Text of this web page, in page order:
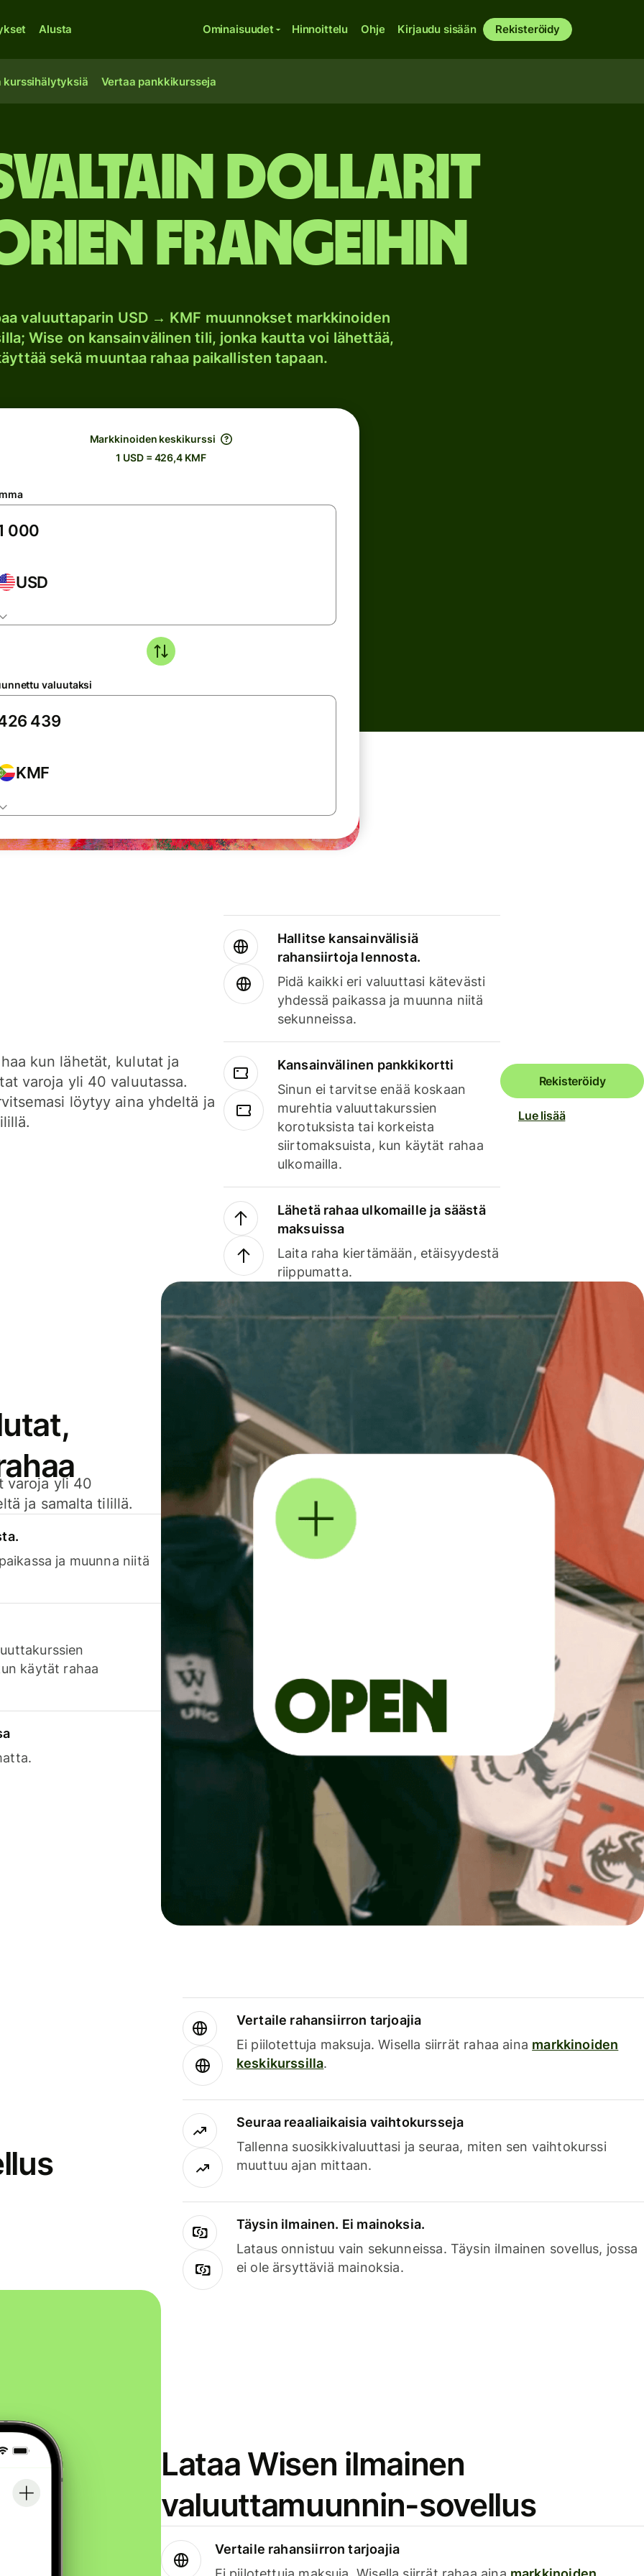
Alusta Ominaisuudet Hinnoittelu Ohje Kirjaudu sisään Rekisteröidy
kurssihälytyksiä Vertaa pankkikursseja
dollarit
frangeihin
valuuttaparin USD → KMF muunnokset markkinoiden
Wise on kansainvälinen tili, jonka kautta voi lähettää,
sekä muuntaa rahaa paikallisten tapaan.
Markkinoiden keskikurssi
1 USD = 426,4 KMF
USD
valuutaksi
KMF
kun lähetät, kulutat ja
varoja yli 40 valuutassa.
löytyy aina yhdeltä ja
Hallitse kansainvälisiä
rahansiirtoja lennosta.
Pidä kaikki eri valuuttasi kätevästi
yhdessä paikassa ja muunna niitä
sekunneissa.
Kansainvälinen pankkikortti
Sinun ei tarvitse enää koskaan
murehtia valuuttakurssien
korotuksista tai korkeista
siirtomaksuista, kun käytät rahaa
ulkomailla.
Lähetä rahaa ulkomaille ja säästä
maksuissa
Laita raha kiertämään, etäisyydestä
riippumatta.
Rekisteröidy
Lue lisää
varoja yli 40
ja samalta tilillä.
ja muunna niitä
käytät rahaa
Vertaile rahansiirron tarjoajia
Ei piilotettuja maksuja. Wisella siirrät rahaa aina markkinoiden
keskikurssilla.
Seuraa reaaliaikaisia vaihtokursseja
Tallenna suosikkivaluuttasi ja seuraa, miten sen vaihtokurssi
muuttuu ajan mittaan.
Täysin ilmainen. Ei mainoksia.
Lataus onnistuu vain sekunneissa. Täysin ilmainen sovellus, jossa
ei ole ärsyttäviä mainoksia.
Lataa Wisen ilmainen
valuuttamuunnin-sovellus
Vertaile rahansiirron tarjoajia